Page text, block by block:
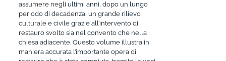
assumere negli ultimi anni, dopo un lungo
periodo di decadenza, un grande rilievo
culturale e civile grazie all’intervento di
restauro svolto sia nel convento che nella
chiesa adiacente. Questo volume illustra in
maniera accurata l’importante opera di